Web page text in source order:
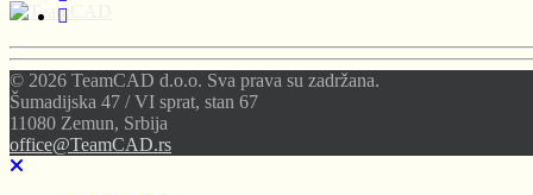
© 2026 TeamCAD d.o.o. Sva prava su zadržana.
Šumadijska 47 / VI sprat, stan 67
11080 Zemun, Srbija
office@TeamCAD.rs